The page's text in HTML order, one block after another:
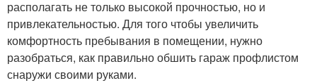
Покрытия из половой
доски
располагать не только высокой прочностью, но и
привлекательностью. Для того чтобы увеличить
комфортность пребывания в помещении, нужно
разобраться, как правильно обшить гараж профлистом
снаружи своими руками.